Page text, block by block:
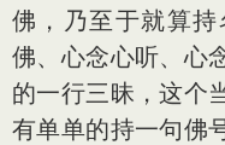
佛，乃至于就算
佛、心念心听、心
的一行三昧，这个
有单单的持一句佛